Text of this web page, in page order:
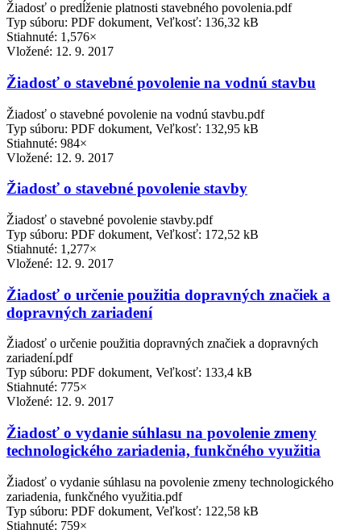
Žiadosť o predĺženie platnosti stavebného povolenia.pdf
Typ súboru: PDF dokument, Veľkosť: 136,32 kB
Stiahnuté: 1,576×
Vložené: 12. 9. 2017
Žiadosť o stavebné povolenie na vodnú stavbu
Žiadosť o stavebné povolenie na vodnú stavbu.pdf
Typ súboru: PDF dokument, Veľkosť: 132,95 kB
Stiahnuté: 984×
Vložené: 12. 9. 2017
Žiadosť o stavebné povolenie stavby
Žiadosť o stavebné povolenie stavby.pdf
Typ súboru: PDF dokument, Veľkosť: 172,52 kB
Stiahnuté: 1,277×
Vložené: 12. 9. 2017
Žiadosť o určenie použitia dopravných značiek a
dopravných zariadení
Žiadosť o určenie použitia dopravných značiek a dopravných
zariadení.pdf
Typ súboru: PDF dokument, Veľkosť: 133,4 kB
Stiahnuté: 775×
Vložené: 12. 9. 2017
Žiadosť o vydanie súhlasu na povolenie zmeny
technologického zariadenia, funkčného využitia
Žiadosť o vydanie súhlasu na povolenie zmeny technologického
zariadenia, funkčného využitia.pdf
Typ súboru: PDF dokument, Veľkosť: 122,58 kB
Stiahnuté: 759×